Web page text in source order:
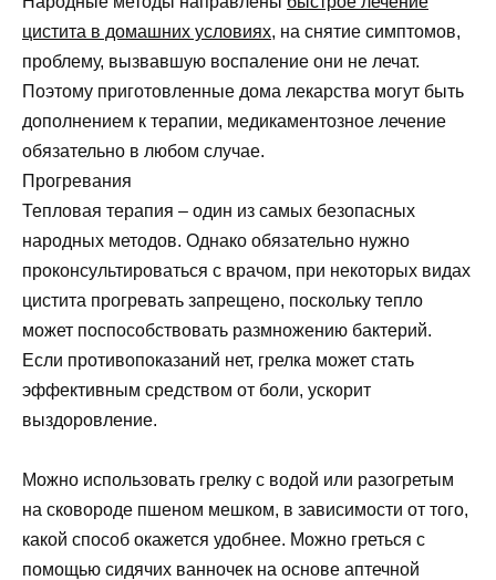
цистита в домашних условиях, на снятие симптомов,
проблему, вызвавшую воспаление они не лечат.
Поэтому приготовленные дома лекарства могут быть
дополнением к терапии, медикаментозное лечение
обязательно в любом случае.
Прогревания
Тепловая терапия – один из самых безопасных
народных методов. Однако обязательно нужно
проконсультироваться с врачом, при некоторых видах
цистита прогревать запрещено, поскольку тепло
может поспособствовать размножению бактерий.
Если противопоказаний нет, грелка может стать
эффективным средством от боли, ускорит
выздоровление.
Можно использовать грелку с водой или разогретым
на сковороде пшеном мешком, в зависимости от того,
какой способ окажется удобнее. Можно греться с
помощью сидячих ванночек на основе аптечной